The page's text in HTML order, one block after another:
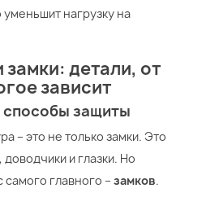
уменьшит нагрузку на
детали, от
зависит
способы защиты
– это не только замки. Это
и глазки. Но
главного – замков.